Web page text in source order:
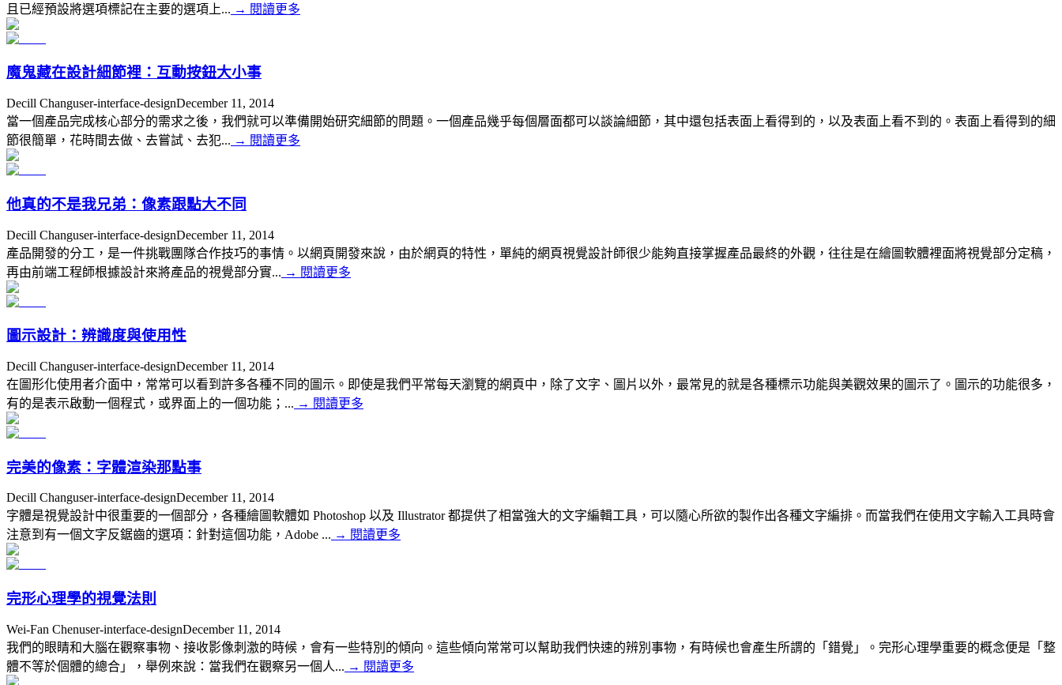
且已經預設將選項標記在主要的選項上... → 閱讀更多
魔鬼藏在設計細節裡：互動按鈕大小事
Decill Changuser-interface-designDecember 11, 2014
當一個產品完成核心部分的需求之後，我們就可以準備開始研究細節的問題。一個產品幾乎每個層面都可以談論細節，其中還包括表面上看得到的，以及表面上看不到的。表面上看得到的細
節很簡單，花時間去做、去嘗試、去犯... → 閱讀更多
他真的不是我兄弟：像素跟點大不同
Decill Changuser-interface-designDecember 11, 2014
產品開發的分工，是一件挑戰團隊合作技巧的事情。以網頁開發來說，由於網頁的特性，單純的網頁視覺設計師很少能夠直接掌握產品最終的外觀，往往是在繪圖軟體裡面將視覺部分定稿，
再由前端工程師根據設計來將產品的視覺部分實... → 閱讀更多
圖示設計：辨識度與使用性
Decill Changuser-interface-designDecember 11, 2014
在圖形化使用者介面中，常常可以看到許多各種不同的圖示。即使是我們平常每天瀏覽的網頁中，除了文字、圖片以外，最常見的就是各種標示功能與美觀效果的圖示了。圖示的功能很多，
有的是表示啟動一個程式，或界面上的一個功能；... → 閱讀更多
完美的像素：字體渲染那點事
Decill Changuser-interface-designDecember 11, 2014
字體是視覺設計中很重要的一個部分，各種繪圖軟體如 Photoshop 以及 Illustrator 都提供了相當強大的文字編輯工具，可以隨心所欲的製作出各種文字編排。而當我們在使用文字輸入工具時會
注意到有一個文字反鋸齒的選項：針對這個功能，Adobe ... → 閱讀更多
完形心理學的視覺法則
Wei-Fan Chenuser-interface-designDecember 11, 2014
我們的眼睛和大腦在觀察事物、接收影像刺激的時候，會有一些特別的傾向。這些傾向常常可以幫助我們快速的辨別事物，有時候也會產生所謂的「錯覺」。完形心理學重要的概念便是「整
體不等於個體的總合」，舉例來說：當我們在觀察另一個人... → 閱讀更多